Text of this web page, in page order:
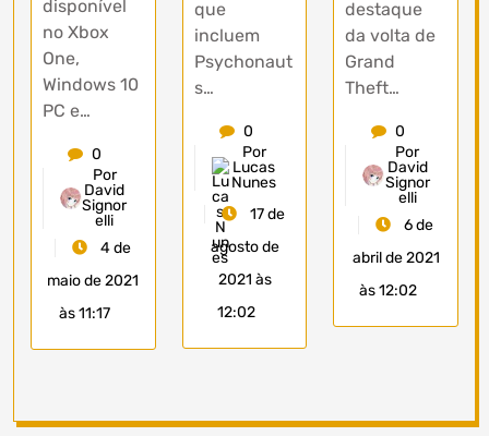
disponível
no Xbox
One,
Windows 10
PC e…
0
Por
David
Signor
elli
4 de
maio de 2021
às 11:17
que
incluem
Psychonaut
s…
0
Por
Lucas
Nunes
17 de
agosto de
2021 às
12:02
destaque
da volta de
Grand
Theft…
0
Por
David
Signor
elli
6 de
abril de 2021
às 12:02